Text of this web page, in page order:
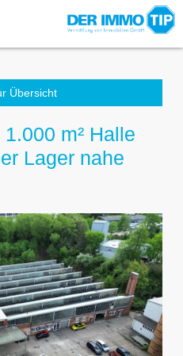
Übersicht
m² Halle
Lager nahe